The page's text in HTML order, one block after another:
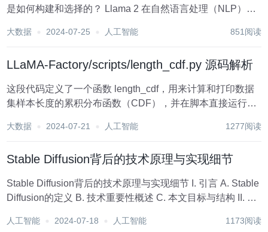
是如何构建和选择的？ Llama 2 在自然语言处理（NLP）任
表现如何，有哪些成功案例？ Ll...
大数据 2024-07-25 人工智能 851阅读
LLaMA-Factory/scripts/length_cdf.py 源码解析
这段代码定义了一个函数 length_cdf，用来计算和打印数据
集样本长度的累积分布函数（CDF），并在脚本直接运行时
代码： python 复制 from llmtuner.data imp...
大数据 2024-07-21 人工智能 1277阅读
Stable Diffusion背后的技术原理与实现细节
Stable Diffusion背后的技术原理与实现细节 I. 引言 A. Stable
Diffusion的定义 B. 技术重要性概述 C. 本文目标与结构 II. 深
成...
人工智能 2024-07-18 人工智能 1173阅读